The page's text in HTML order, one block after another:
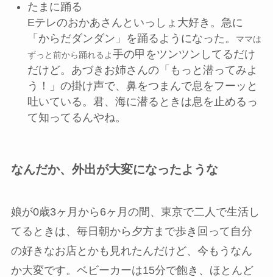
たまに踊る
Eテレのおかあさんといっしょ大好き。急に
「からだダンダン」を踊るようになった。
ママは
ずっと前から踊れるよ手の甲をツンツンしてるだけ
だけど。あづきお姉さんの「もっと潜ってみよ
う！」の掛け声で、鼻をつまんで息をフーッと
吐いている。君、海に潜るときは息を止めるっ
て知ってるんやね。
なんだか、外出が大変になったような
娘が0歳3ヶ月から6ヶ月の間、東京で二人で生活し
てるときは、毎日朝から夕方まで歩き回って自分
の好きなお店とかも見れたんだけど、今もうなん
か大変です。ベビーカーは15分で飽き、ほとんど